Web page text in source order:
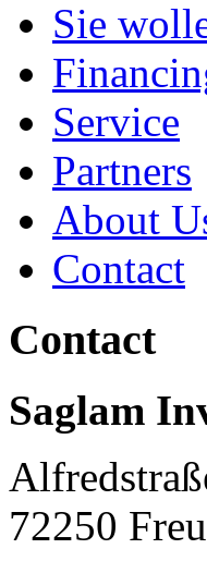
Sie
Service
Partners
About
Contact
Contact
Saglam
72250